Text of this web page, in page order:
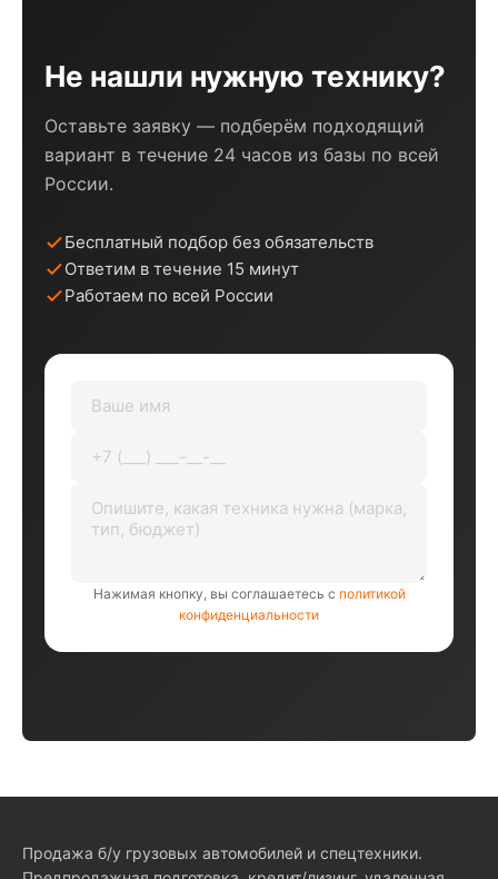
Не нашли нужную технику?
Оставьте заявку — подберём подходящий
вариант в течение 24 часов из базы по всей
России.
Бесплатный подбор без обязательств
Ответим в течение 15 минут
Работаем по всей России
Нажимая кнопку, вы соглашаетесь с политикой
конфиденциальности
Продажа б/у грузовых автомобилей и спецтехники.